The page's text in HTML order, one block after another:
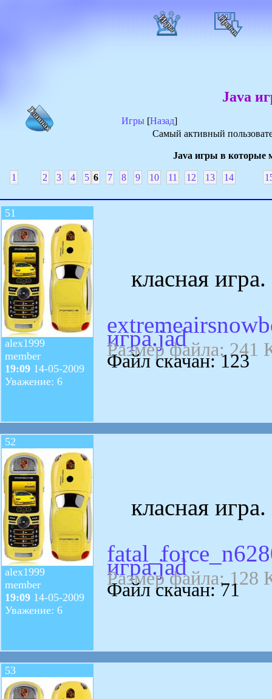
Игры [Назад]
Java
Самый активный
Java игры в которые
1 2 3 4 5 6 7 8 9 10 11 12 13 14
51
alex1999
member
19:09 14-05-2009
Уважение: 6
класная
игра.jad
Размер файла: 241
Файл скачан: 123
52
alex1999
member
19:09 14-05-2009
Уважение: 6
класная
игра.jad
Размер файла: 128
Файл скачан: 71
53